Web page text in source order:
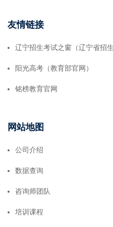
友情链接
辽宁招生考试之窗（辽宁省招
阳光高考（教育部官网）
铭榜教育官网
网站地图
公司介绍
数据查询
咨询师团队
培训课程